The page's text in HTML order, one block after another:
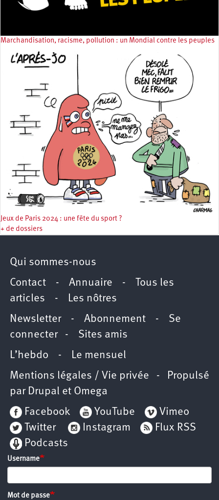
Marchandisation, racisme, pollution : un Mondial contre les peuples
Jeux de Paris 2024 : une fête du sport ?
+ de dossiers
Qui sommes-nous
Contact - Annuaire -
Tous les
articles - Les nôtres
Newsletter- Abonnement - Se
connecter- Sites amis
L’hebdo - Le mensuel
Mentions légales / Vie privée - Propulsé
par Drupal et Omega
Facebook
YouTube
Vimeo
Twitter
Instagram
Flux RSS
Podcasts
Username
Mot de passe